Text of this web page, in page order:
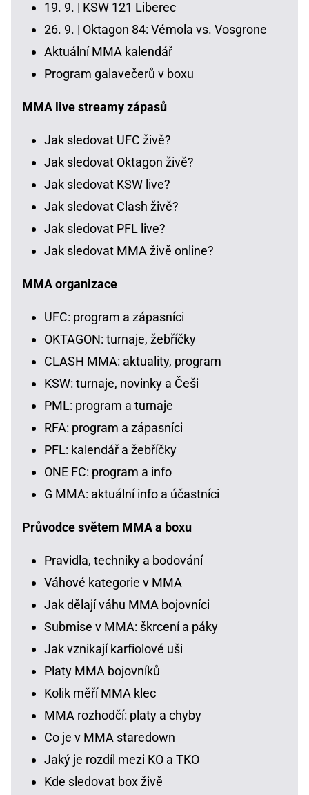
19. 9. | KSW 121 Liberec
26. 9. | Oktagon 84: Vémola vs. Vosgrone
Aktuální MMA kalendář
Program galavečerů v boxu
MMA live streamy zápasů
Jak sledovat UFC živě?
Jak sledovat Oktagon živě?
Jak sledovat KSW live?
Jak sledovat Clash živě?
Jak sledovat PFL live?
Jak sledovat MMA živě online?
MMA organizace
UFC: program a zápasníci
OKTAGON: turnaje, žebříčky
CLASH MMA: aktuality, program
KSW: turnaje, novinky a Češi
PML: program a turnaje
RFA: program a zápasníci
PFL: kalendář a žebříčky
ONE FC: program a info
G MMA: aktuální info a účastníci
Průvodce světem MMA a boxu
Pravidla, techniky a bodování
Váhové kategorie v MMA
Jak dělají váhu MMA bojovníci
Submise v MMA: škrcení a páky
Jak vznikají karfiolové uši
Platy MMA bojovníků
Kolik měří MMA klec
MMA rozhodčí: platy a chyby
Co je v MMA staredown
Jaký je rozdíl mezi KO a TKO
Kde sledovat box živě